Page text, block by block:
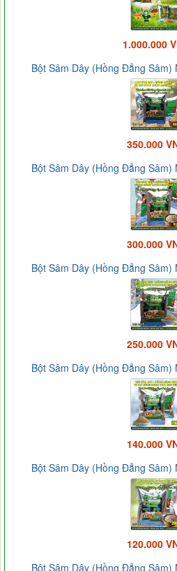
1.000.000
Bột Sâm Dây (Hồng Đẳng Sâm)
350.000
Bột Sâm Dây (Hồng Đẳng Sâm)
300.000
Bột Sâm Dây (Hồng Đẳng Sâm)
250.000
Bột Sâm Dây (Hồng Đẳng Sâm)
140.000
Bột Sâm Dây (Hồng Đẳng Sâm)
120.000
Bột Sâm Dây (Hồng Đẳng Sâm)